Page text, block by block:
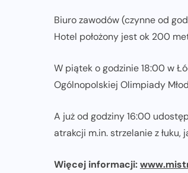
Biuro zawodów (czynne od
Hotel położony jest ok 200
W piątek o godzinie 18:00 w
Ogólnopolskiej Olimpiady
A już od godziny 16:00
atrakcji m.in. strzelanie z łuku,
Więcej informacji: